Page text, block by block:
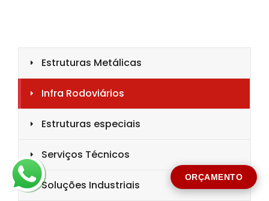
ORÇAMENTO
Solicitar Orçamento